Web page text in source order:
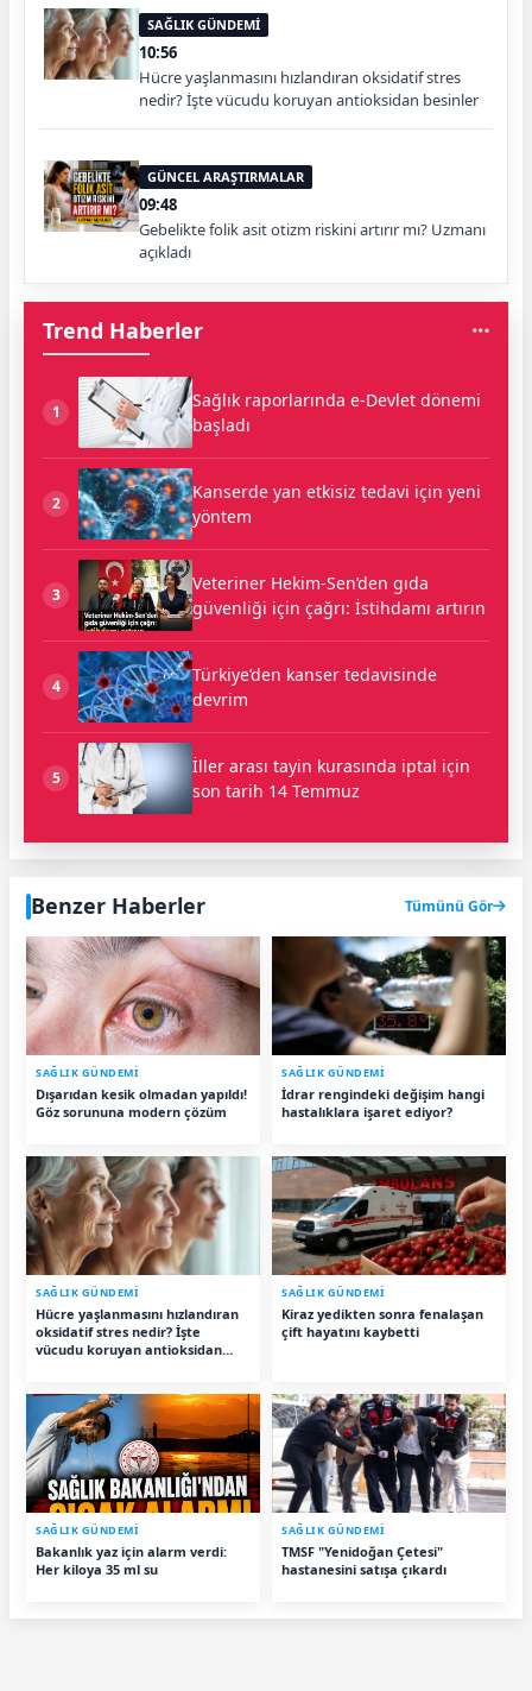
SAĞLIK GÜNDEMİ
10:56
Hücre yaşlanmasını hızlandıran oksidatif stres
nedir? İşte vücudu koruyan antioksidan besinler
GÜNCEL ARAŞTIRMALAR
09:48
Gebelikte folik asit otizm riskini artırır mı? Uzmanı
açıkladı
Trend Haberler
1
Sağlık raporlarında e-Devlet dönemi
başladı
2
Kanserde yan etkisiz tedavi için yeni
yöntem
3
Veteriner Hekim-Sen’den gıda
güvenliği için çağrı: İstihdamı artırın
4
Türkiye’den kanser tedavisinde
devrim
5
İller arası tayin kurasında iptal için
son tarih 14 Temmuz
Benzer Haberler Tümünü Gör
SAĞLIK GÜNDEMİ
Dışarıdan kesik olmadan yapıldı!
Göz sorununa modern çözüm
SAĞLIK GÜNDEMİ
İdrar rengindeki değişim hangi
hastalıklara işaret ediyor?
SAĞLIK GÜNDEMİ
Hücre yaşlanmasını hızlandıran
oksidatif stres nedir? İşte
vücudu koruyan antioksidan
SAĞLIK GÜNDEMİ
Kiraz yedikten sonra fenalaşan
çift hayatını kaybetti
SAĞLIK GÜNDEMİ
Bakanlık yaz için alarm verdi:
Her kiloya 35 ml su
SAĞLIK GÜNDEMİ
TMSF "Yenidoğan Çetesi"
hastanesini satışa çıkardı